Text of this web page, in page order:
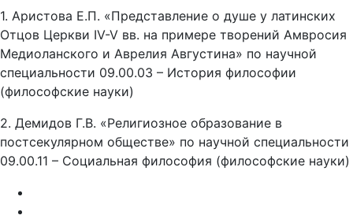
1. Аристова Е.П. «Представление о душе у латинских
Отцов Церкви IV-V вв. на примере творений Амвросия
Медиоланского и Аврелия Августина» по научной
специальности 09.00.03 – История философии
2. Демидов Г.В. «Религиозное образование в
постсекулярном обществе» по научной специальности